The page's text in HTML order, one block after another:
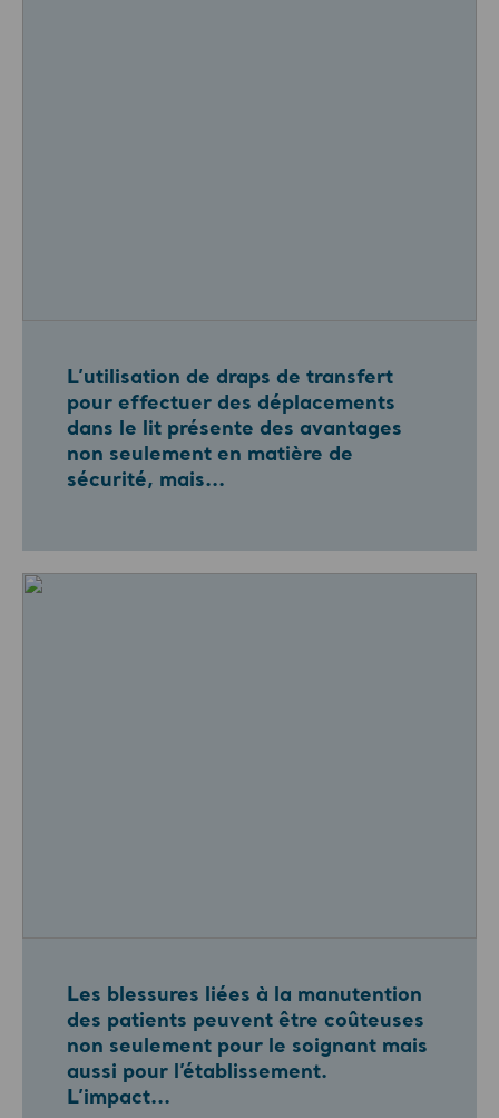
L’utilisation de draps de transfert
pour effectuer des déplacements
dans le lit présente des avantages
non seulement en matière de
sécurité, mais...
Les blessures liées à la manutention
des patients peuvent être coûteuses
non seulement pour le soignant mais
aussi pour l’établissement.
L’impact...